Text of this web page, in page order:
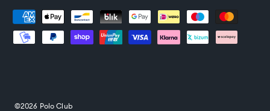
Formas
de
pago
©2026 Polo Club